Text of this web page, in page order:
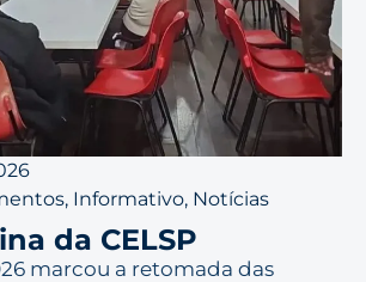
, Informativo, Notícias
da CELSP
marcou a retomada das